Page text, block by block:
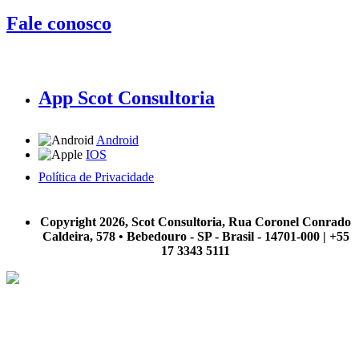
Fale conosco
App Scot Consultoria
Android
IOS
Política de Privacidade
Copyright 2026, Scot Consultoria, Rua Coronel Conrado
Caldeira, 578 • Bebedouro - SP - Brasil - 14701-000 | +55
17 3343 5111